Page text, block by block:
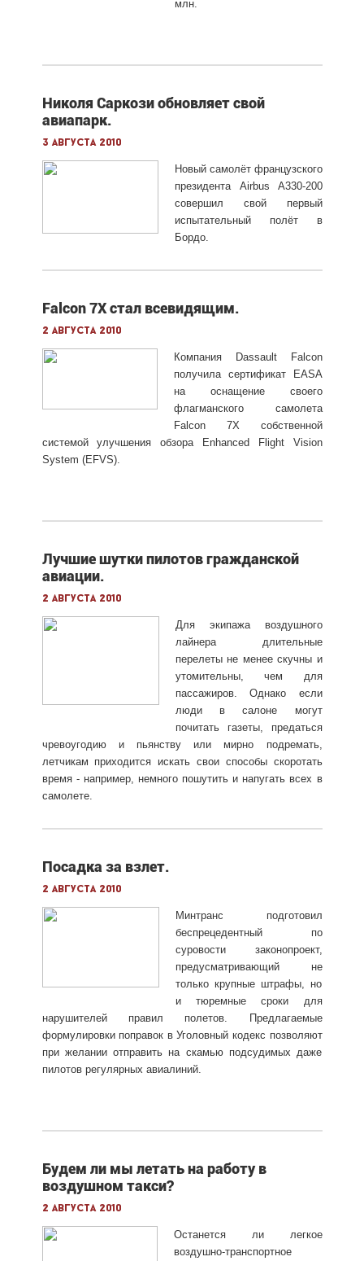
млн.
Николя Саркози обновляет свой
авиапарк.
3 августа 2010
Новый самолёт французского
президента Airbus A330-200
совершил свой первый
испытательный полёт в
Бордо.
Falcon 7X стал всевидящим.
2 августа 2010
Компания Dassault Falcon
получила сертификат EASA
на оснащение своего
флагманского самолета
Falcon 7X собственной
системой улучшения обзора Enhanced Flight Vision
System (EFVS).
Лучшие шутки пилотов гражданской
авиации.
2 августа 2010
Для экипажа воздушного
лайнера длительные
перелеты не менее скучны и
утомительны, чем для
пассажиров. Однако если
люди в салоне могут
почитать газеты, предаться
чревоугодию и пьянству или мирно подремать,
летчикам приходится искать свои способы скоротать
время - например, немного пошутить и напугать всех в
самолете.
Посадка за взлет.
2 августа 2010
Минтранс подготовил
беспрецедентный по
суровости законопроект,
предусматривающий не
только крупные штрафы, но
и тюремные сроки для
нарушителей правил полетов. Предлагаемые
формулировки поправок в Уголовный кодекс позволяют
при желании отправить на скамью подсудимых даже
пилотов регулярных авиалиний.
Будем ли мы летать на работу в
воздушном такси?
2 августа 2010
Останется ли легкое
воздушно-транспортное